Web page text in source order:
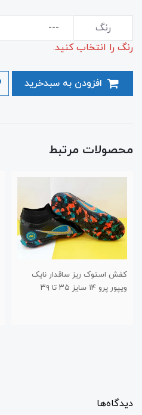
رنگ
رنگ را انتخاب کنید.
محصولات مرتبط
کفش استوک ریز ساقدار نایک
ویپور پرو ۱۴ سایز ۳۵ تا ۳۹
دیدگاه‌ها